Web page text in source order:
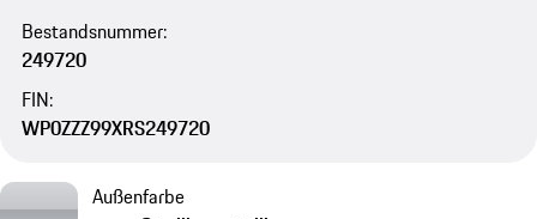
Bestandsnummer:
249720
FIN:
WP0ZZZ99XRS249720
Außenfarbe